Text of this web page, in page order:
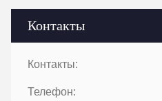
Контакты
Контакты:
Телефон: